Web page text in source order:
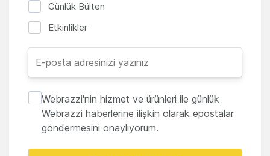
Günlük Bülten
Etkinlikler
Webrazzi'nin hizmet ve ürünleri ile günlük
Webrazzi haberlerine ilişkin olarak epostalar
göndermesini onaylıyorum.